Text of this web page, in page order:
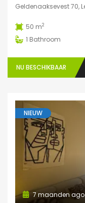
Geldenaaksevest 70,
50 m2
1 Bathroom
NU BESCHIKBAAR
NIEUW
7 maanden ago